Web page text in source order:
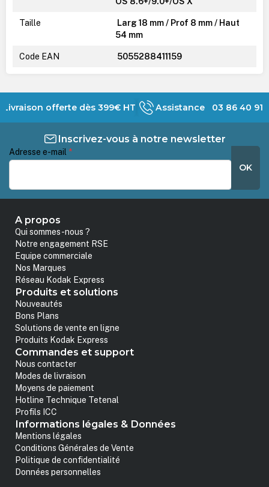
Taille
Larg 18 mm / Prof 8 mm / Haut
54 mm
Code EAN 5055288411159
Livraison offerte dès 399€ HT Assistance 03 86 40 91
Inscrivez-vous à notre newsletter
Adresse e-mail *
OK
A propos
Qui sommes-nous ?
Notre engagement RSE
Equipe commerciale
Nos Marques
Réseau Kodak Express
Produits et solutions
Nouveautés
Bons Plans
Solutions de vente en ligne
Produits Kodak Express
Commandes et support
Nous contacter
Modes de livraison
Moyens de paiement
Hotline Technique Tetenal
Profils ICC
Informations légales & Données
Mentions légales
Conditions Générales de Vente
Politique de confidentialité
Données personnelles